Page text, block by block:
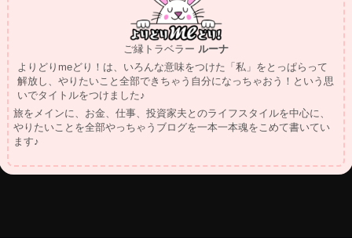
ご縁トラベラー ルーナ
よりどりmeどり！は、いろんな意味をつけた「私」をとっぱらって
解放し、やりたいこと全部できちゃう自分になっちゃおう！という思
いでタイトルをつけました♪
旅をメインに、お金、仕事、投資家夫とのライフスタイルを中心に、
やりたいことを全部やっちゃうブログを一本一本魂をこめて書いてい
ます♪